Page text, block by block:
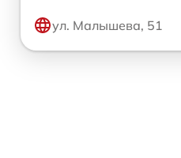
ул. Малышева, 51